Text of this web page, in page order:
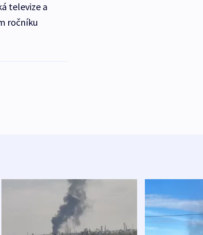
televize a
ročníku